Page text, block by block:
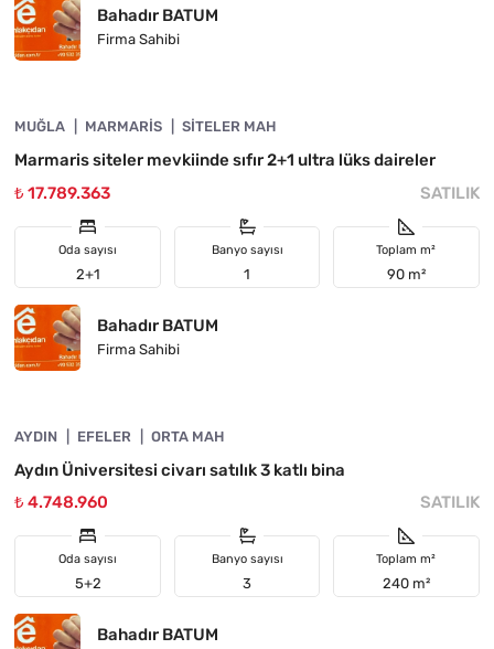
Bahadır BATUM
Firma Sahibi
YATIRIMA UYGUN
MUĞLA MARMARIS SITELER MAH
Marmaris siteler mevkiinde sıfır 2+1 ultra lüks daireler
₺ 17.789.363
SATILIK
Oda sayısı
2+1
Banyo sayısı
1
Toplam m²
90 m²
Bahadır BATUM
Firma Sahibi
FIYATI DÜŞTÜ
AYDIN EFELER ORTA MAH
Aydın Üniversitesi civarı satılık 3 katlı bina
₺ 4.748.960
SATILIK
Oda sayısı
5+2
Banyo sayısı
3
Toplam m²
240 m²
Bahadır BATUM